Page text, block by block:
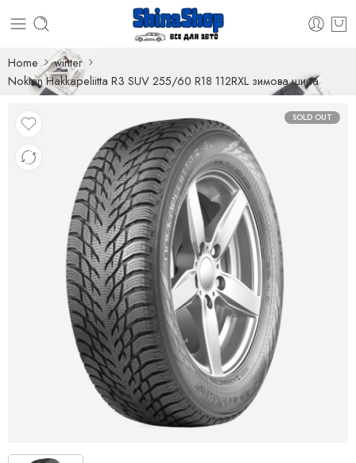
Home
winter
Nokian Hakkapeliitta R3 SUV 255/60 R18 112RXL зимова шина
SOLD OUT